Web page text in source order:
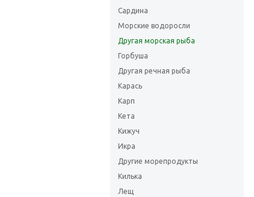
Сардина
Морские водоросли
Другая морская рыба
Горбуша
Другая речная рыба
Карась
Карп
Кета
Кижуч
Икра
Другие морепродукты
Килька
Лещ